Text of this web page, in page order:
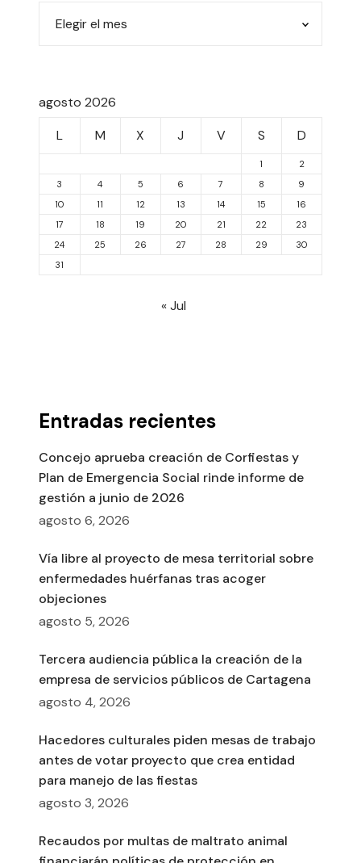
agosto 2026
L
M X J V S D
1
2
3
4 5 6 7 8
9
10
11 12 13 14 15
16
17
18 19 20 21 22
23
24
25 26 27 28 29
30
31
« Jul
Entradas recientes
Concejo aprueba creación de Corfiestas y
Plan de Emergencia Social rinde informe de
gestión a junio de 2026
agosto 6, 2026
Vía libre al proyecto de mesa territorial sobre
enfermedades huérfanas tras acoger
objeciones
agosto 5, 2026
Tercera audiencia pública la creación de la
empresa de servicios públicos de Cartagena
agosto 4, 2026
Hacedores culturales piden mesas de trabajo
antes de votar proyecto que crea entidad
para manejo de las fiestas
agosto 3, 2026
Recaudos por multas de maltrato animal